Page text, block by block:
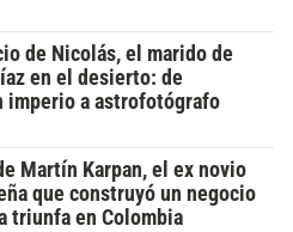
de Nicolás, el marido de
en el desierto: de
imperio a astrofotógrafo
Martín Karpan, el ex novio
que construyó un negocio
triunfa en Colombia